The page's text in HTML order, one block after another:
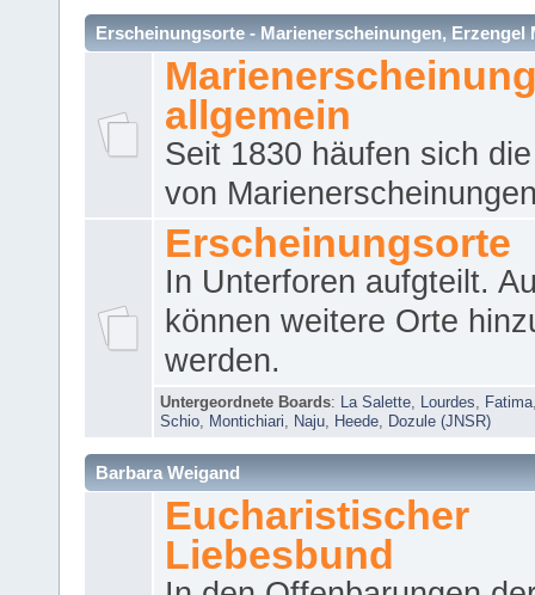
Erscheinungsorte - Marienerscheinungen, Erzengel
allgemein
Seit 1830 häufen sich
von
Erscheinungsorte
In Unterforen aufgteilt.
können weitere Orte
werden.
Untergeordnete Boards: La Salette Lourdes Fatima
Schio
Montichiari Naju Heede Dozule (JNSR)
Barbara Weigand
Eucharistischer
Liebesbund